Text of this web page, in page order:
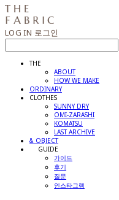
LOG IN 로그인
THE
ABOUT
HOW WE MAKE
ORDINARY
CLOTHES
SUNNY DRY
OMI-ZARASHI
KOMATSU
LAST ARCHIVE
& OBJECT
⠀⠀GUIDE
가이드
후기
질문
인스타그램